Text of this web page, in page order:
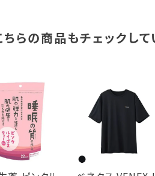
ちらの商品もチェックし